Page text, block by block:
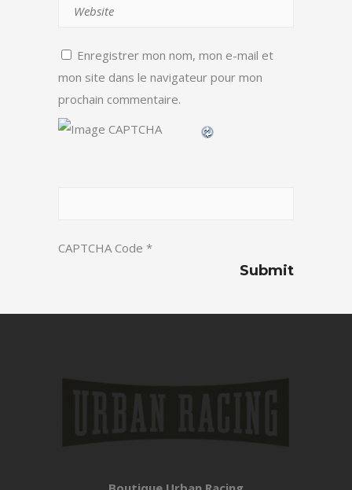
Enregistrer mon nom, mon e-mail et
mon site dans le navigateur pour mon
prochain commentaire.
CAPTCHA Code *